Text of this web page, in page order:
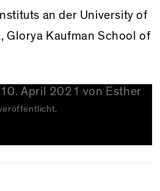
an der University of
Glorya Kaufman School of
10. April 2021 von Esther